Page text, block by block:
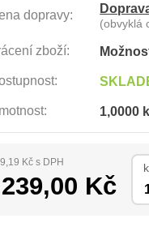
dopravy:
(obvyklá
zboží:
1,0000
Kč s DPH
Kč